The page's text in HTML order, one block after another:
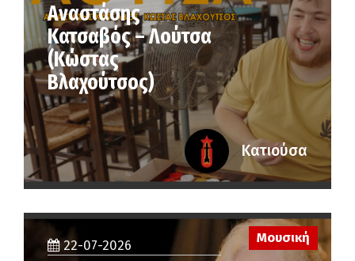
Αναστάσης
Κατσαβός – Λούτσα
(Κώστας
Βλαχούτσος)
Κατιούσα
22-07-2026
Μουσική